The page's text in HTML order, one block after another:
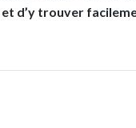
d’y trouver